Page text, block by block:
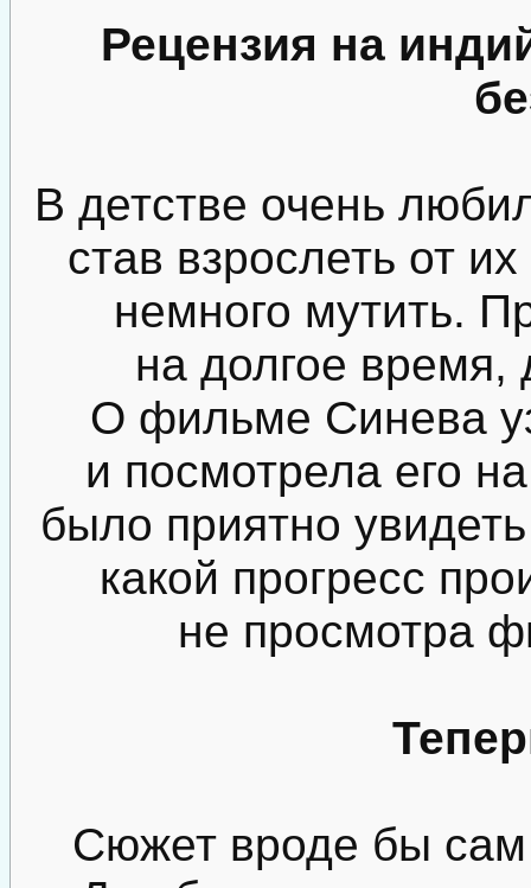
Рецензия на
В детстве очень
став взрослеть от
немного мутить.
на долгое время,
О фильме Синева
и посмотрела его
было приятно
какой прогресс
не просмотра
Сюжет вроде бы сам